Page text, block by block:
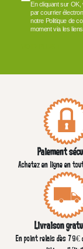
En cliquant sur
par courrier
notre Politique de
moment via les
Paiement
Achetez en ligne en
Livraison
En point relais dès 79€